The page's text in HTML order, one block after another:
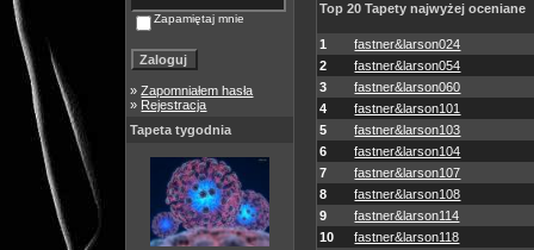
Zapamiętaj mnie
»Zapomniałem hasła
» Rejestracja
Tapeta tygodnia
Top 20 Tapety najwyżej oceniane
1
fastner&larson024
2
fastner&larson054
3
fastner&larson060
4
fastner&larson101
5
fastner&larson103
6
fastner&larson104
7
fastner&larson107
8
fastner&larson108
9
fastner&larson114
10
fastner&larson118